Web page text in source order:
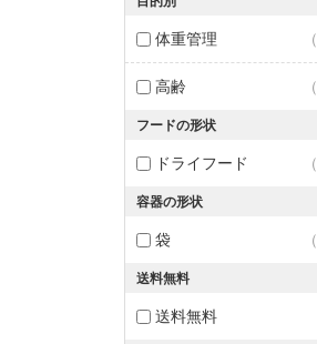
体重管理
高齢
フードの形状
ドライフード
容器の形状
袋
送料無料
送料無料